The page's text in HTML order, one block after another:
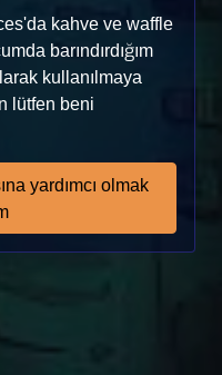
kahve ve waffle
barındırdığım
kullanılmaya
lütfen beni
yardımcı olmak